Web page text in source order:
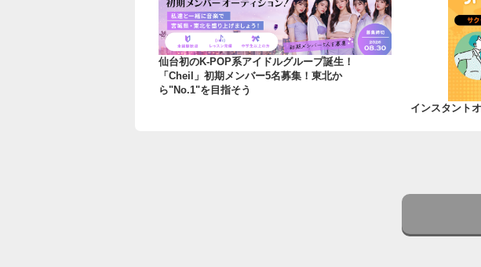
仙台初のK-POP系アイドルグループ誕生！
「Cheil」初期メンバー5名募集！東北か
ら"No.1"を目指そう
インスタント